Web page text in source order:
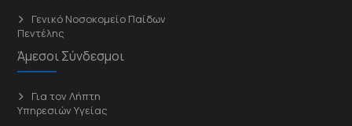
Γενικό Νοσοκομείο Παίδων
Πεντέλης
Άμεσοι Σύνδεσμοι
Για τον Λήπτη
Υπηρεσιών Υγείας